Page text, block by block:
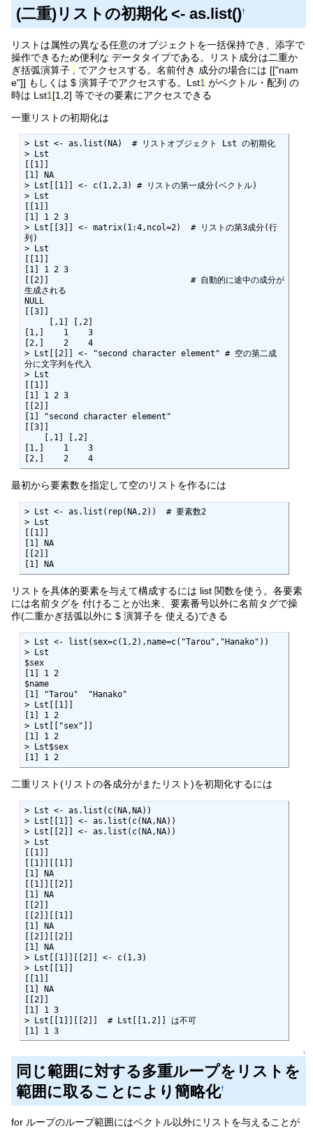
(二重)リストの初期化 <- as.list()†
リストは属性の異なる任意のオブジェクトを一括保持でき、添字で
操作できるため便利な データタイプである。リスト成分は二重か
ぎ括弧演算子
でアクセスする。名前付き 成分の場合には [["nam
e"]] もしくは $ 演算子でアクセスする。Lst1 がベクトル・配列 の
時は Lst1 [1,2] 等でその要素にアクセスできる
一重リストの初期化は
> Lst <- as.list(NA)  # リストオブジェクト Lst の初期化
> Lst
[[1]]
[1] NA
> Lst[[1]] <- c(1,2,3) # リストの第一成分(ベクトル)
> Lst
[[1]]
[1] 1 2 3
> Lst[[3]] <- matrix(1:4,ncol=2)  # リストの第3成分(行
列)
> Lst
[[1]]
[1] 1 2 3
[[2]]                             # 自動的に途中の成分が
生成される
NULL
[[3]]
[1,]    1    3
[2,]    2    4
> Lst[[2]] <- "second character element" # 空の第二成
分に文字列を代入
> Lst
[[1]]
[1] 1 2 3
[[2]]
[1] "second character element"
[[3]]
[1,]    1    3
[2,]    2    4
最初から要素数を指定して空のリストを作るには
> Lst <- as.list(rep(NA,2))  # 要素数2
> Lst
[[1]]
[1] NA
[[2]]
[1] NA
リストを具体的要素を与えて構成するには list 関数を使う。各要素
には名前タグを 付けることが出来、要素番号以外に名前タグで操
作(二重かぎ括弧以外に $ 演算子を 使える)できる
> Lst <- list(sex=c(1,2),name=c("Tarou","Hanako"))
> Lst
$sex
[1] 1 2
$name
[1] "Tarou"  "Hanako"
> Lst[[1]]
[1] 1 2
> Lst[["sex"]]
[1] 1 2
> Lst$sex
[1] 1 2
二重リスト(リストの各成分がまたリスト)を初期化するには
> Lst <- as.list(c(NA,NA))
> Lst[[1]] <- as.list(c(NA,NA))
> Lst[[2]] <- as.list(c(NA,NA))
> Lst
[[1]]
[[1]][[1]]
[1] NA
[[1]][[2]]
[1] NA
[[2]]
[[2]][[1]]
[1] NA
[[2]][[2]]
[1] NA
> Lst[[1]][[2]] <- c(1,3)
> Lst[[1]]
[[1]]
[1] NA
[[2]]
[1] 1 3
> Lst[[1]][[2]]  # Lst[[1,2]] は不可
[1] 1 3
↑
同じ範囲に対する多重ループをリストを
範囲に取ることにより簡略化†
for ループのループ範囲にはベクトル以外にリストを与えることが